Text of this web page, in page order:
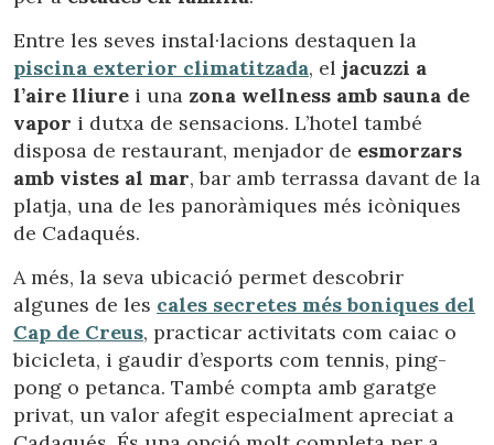
Entre les seves instal·lacions destaquen la
piscina exterior climatitzada, el jacuzzi a
l’aire lliure i una zona wellness amb sauna de
vapor i dutxa de sensacions. L’hotel també
disposa de restaurant, menjador de esmorzars
amb vistes al mar, bar amb terrassa davant de la
platja, una de les panoràmiques més icòniques
de Cadaqués.
A més, la seva ubicació permet descobrir
algunes de les cales secretes més boniques del
Cap de Creus, practicar activitats com caiac o
bicicleta, i gaudir d’esports com tennis, ping-
pong o petanca. També compta amb garatge
privat, un valor afegit especialment apreciat a
Modificar cookies
Tècniques i funcionals
Sempre activades
Aquest lloc web utilitza cookies pròpies per recopilar
informació amb la finalitat de millorar els nostres serveis.
Si continua navegant, suposa l'acceptació de la instal·lació
de les mateixes. L'usuari té la possibilitat de configurar el